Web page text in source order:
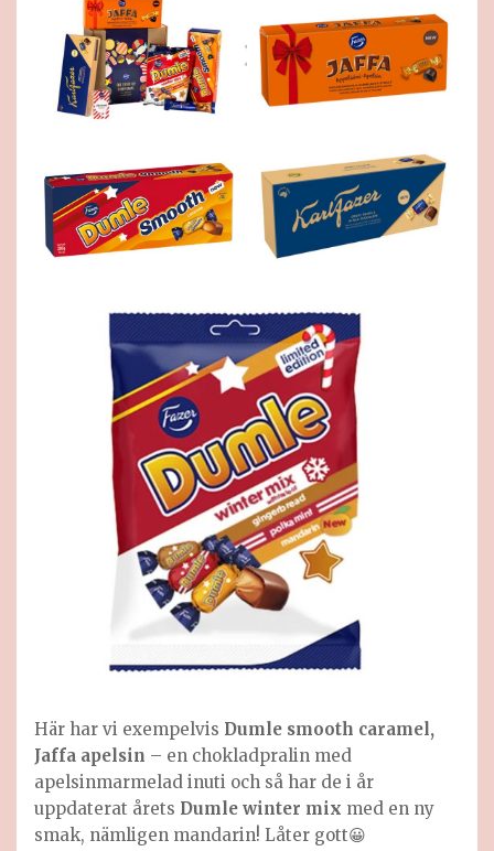
Här har vi exempelvis Dumle smooth caramel,
Jaffa apelsin – en chokladpralin med
apelsinmarmelad inuti och så har de i år
uppdaterat årets Dumle winter mix med en ny
smak, nämligen mandarin! Låter gott😀